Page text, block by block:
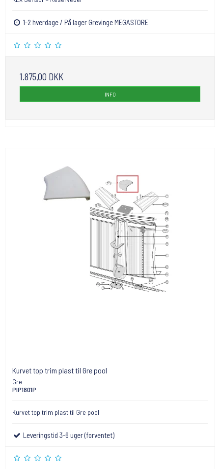
1-2 hverdage / På lager Grevinge MEGASTORE
1.875,00 DKK
INFO
Kurvet top trim plast til Gre pool
Gre
PIP1801P
Kurvet top trim plast til Gre pool
Leveringstid 3-6 uger (forventet)